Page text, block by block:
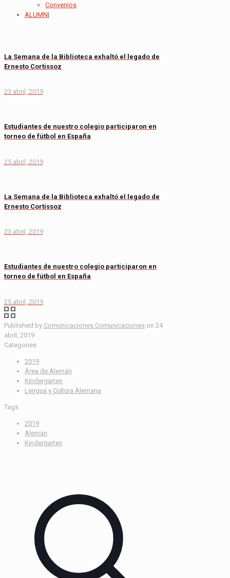
Convenios
ALUMNI
La Semana de la Biblioteca exhaltó el legado de
Ernesto Cortissoz
23 abril, 2019
Estudiantes de nuestro colegio participaron en
torneo de fútbol en España
25 abril, 2019
La Semana de la Biblioteca exhaltó el legado de
Ernesto Cortissoz
23 abril, 2019
Estudiantes de nuestro colegio participaron en
torneo de fútbol en España
25 abril, 2019
Published by Comunicaciones Comunicaciones on 24
abril, 2019
Categories
2019
Área de Alemán
Kindergarten
Lengua y Cultura Alemana
Tags
2019
Alemán
Kindergarten